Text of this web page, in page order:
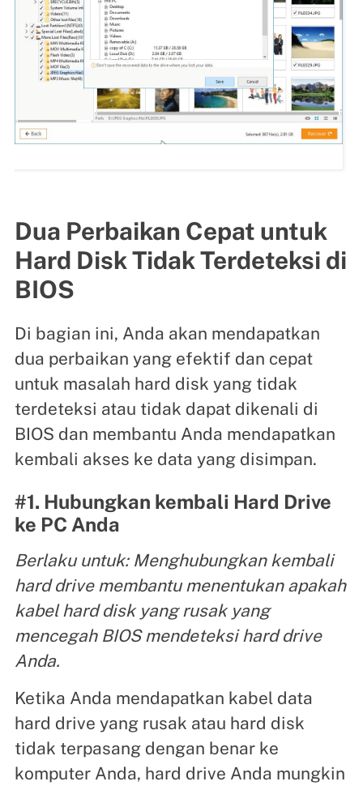
Dua Perbaikan Cepat untuk
Hard Disk Tidak Terdeteksi di
BIOS
Di bagian ini, Anda akan mendapatkan
dua perbaikan yang efektif dan cepat
untuk masalah hard disk yang tidak
terdeteksi atau tidak dapat dikenali di
BIOS dan membantu Anda mendapatkan
kembali akses ke data yang disimpan.
#1. Hubungkan kembali Hard Drive
ke PC Anda
Berlaku untuk: Menghubungkan kembali
hard drive membantu menentukan apakah
kabel hard disk yang rusak yang
mencegah BIOS mendeteksi hard drive
Anda.
Ketika Anda mendapatkan kabel data
hard drive yang rusak atau hard disk
tidak terpasang dengan benar ke
komputer Anda, hard drive Anda mungkin